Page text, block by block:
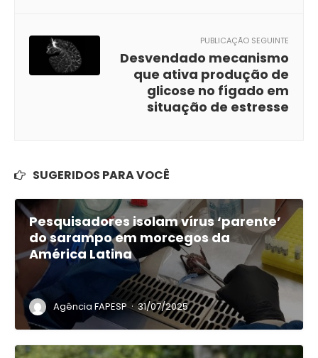
PUBLICAÇÃO SEGUINTE
Desvendado mecanismo
que ativa produção de
glicose no fígado em
situação de estresse
SUGERIDOS PARA VOCÊ
Pesquisadores isolam vírus ‘parente’
do sarampo em morcegos da
América Latina
Agência FAPESP · 31/07/2025